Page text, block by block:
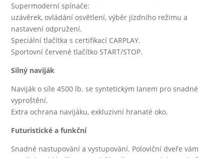
Supermoderní spínače:
uzávěrek, ovládání osvětlení, výběr jízdního režimu a
nastavení odpružení.
Speciální tlačítka s certifikací CARPLAY.
Sportovní červené tlačítko START/STOP.
Silný naviják
Naviják o síle 4500 lb. se syntetickým lanem pro snadné
vyproštění.
Extra ochrana navijáku, exkluzivní hranaté oko.
Futuristické a funkční
Snadné nastupování a vystupování. Poloviční dveře vám